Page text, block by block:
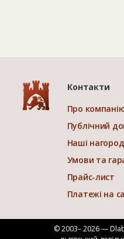
Контакти
Про
Публічний
Наші
Умови та
Прайс-лист
Платежі на
© 2003– 2026 —